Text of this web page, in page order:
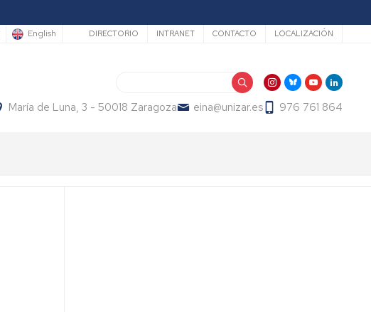
English Secundario
DIRECTORIO INTRANET CONTACTO LOCALIZACIÓN
María de Luna, 3 - 50018 Zaragoza eina@unizar.es 976 761 864